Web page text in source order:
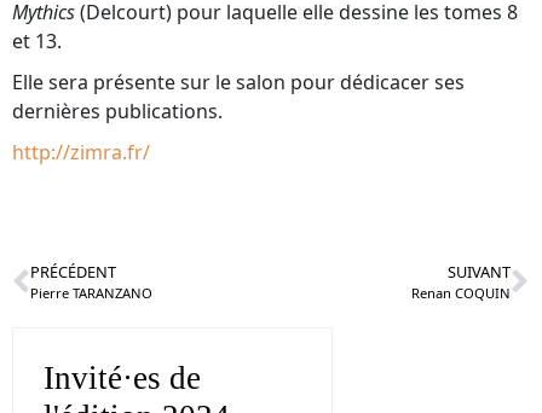
Mythics(Delcourt) pour laquelle elle dessine les tomes 8
et 13.
Elle sera présente sur le salon pour dédicacer ses
dernières publications.
http://zimra.fr/
PRÉCÉDENT
Pierre TARANZANO
SUIVANT
Renan COQUIN
Invité·es de